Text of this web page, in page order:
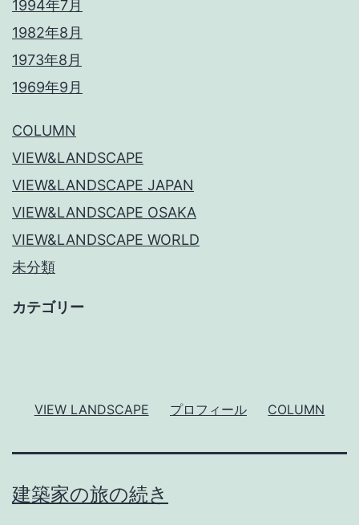
1994年7月
1982年8月
1973年8月
1969年9月
COLUMN
VIEW&LANDSCAPE
VIEW&LANDSCAPE JAPAN
VIEW&LANDSCAPE OSAKA
VIEW&LANDSCAPE WORLD
未分類
カテゴリー
VIEW LANDSCAPE プロフィール COLUMN
建築家の旅の続き